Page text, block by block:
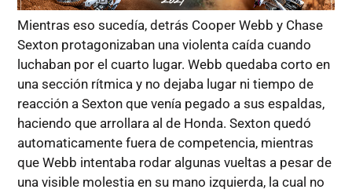
Mientras eso sucedía, detrás Cooper Webb y Chase
Sexton protagonizaban una violenta caída cuando
luchaban por el cuarto lugar. Webb quedaba corto en
una sección rítmica y no dejaba lugar ni tiempo de
reacción a Sexton que venía pegado a sus espaldas,
haciendo que arrollara al de Honda. Sexton quedó
automaticamente fuera de competencia, mientras
que Webb intentaba rodar algunas vueltas a pesar de
una visible molestia en su mano izquierda, la cual no